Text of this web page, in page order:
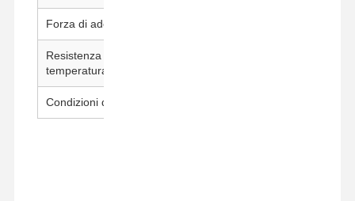
Forza di adesione
Resistenza alla
temperatura
Condizioni di prova